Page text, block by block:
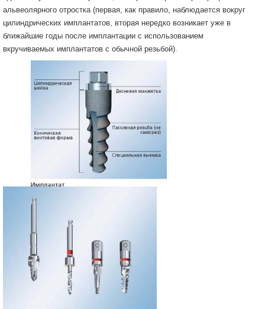
альвеолярного отростка (первая, как правило, наблюдается вокруг
цилиндрических имплантатов, вторая нередко возникает уже в
ближайшие годы после имплантации с использованием
вкручиваемых имплантатов с обычной резьбой).